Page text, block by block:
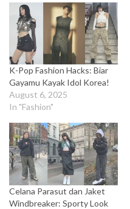
K-Pop Fashion Hacks: Biar
Gayamu Kayak Idol Korea!
August 6, 2025
In "Fashion"
Celana Parasut dan Jaket
Windbreaker: Sporty Look